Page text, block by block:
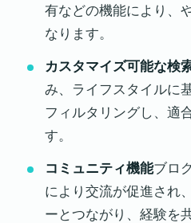
有などの機能により、
なります。
カスタマイズ可能な検
み、ライフスタイルに
フィルタリングし、適
す。
コミュニティ機能ブロ
により交流が促進され
ーとつながり、経験を